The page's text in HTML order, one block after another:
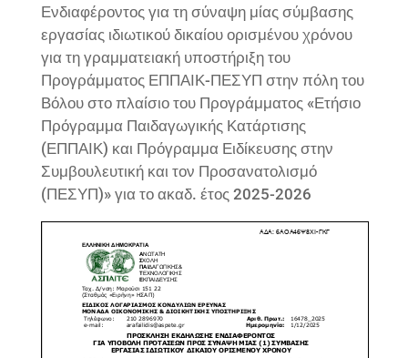
Ενδιαφέροντος για τη σύναψη μίας σύμβασης
εργασίας ιδιωτικού δικαίου ορισμένου χρόνου
για τη γραμματειακή υποστήριξη του
Προγράμματος ΕΠΠΑΙΚ-ΠΕΣΥΠ στην πόλη του
Βόλου στο πλαίσιο του Προγράμματος «Ετήσιο
Πρόγραμμα Παιδαγωγικής Κατάρτισης
(ΕΠΠΑΙΚ) και Πρόγραμμα Ειδίκευσης στην
Συμβουλευτική και τον Προσανατολισμό
(ΠΕΣΥΠ)» για το ακαδ. έτος 2025-2026